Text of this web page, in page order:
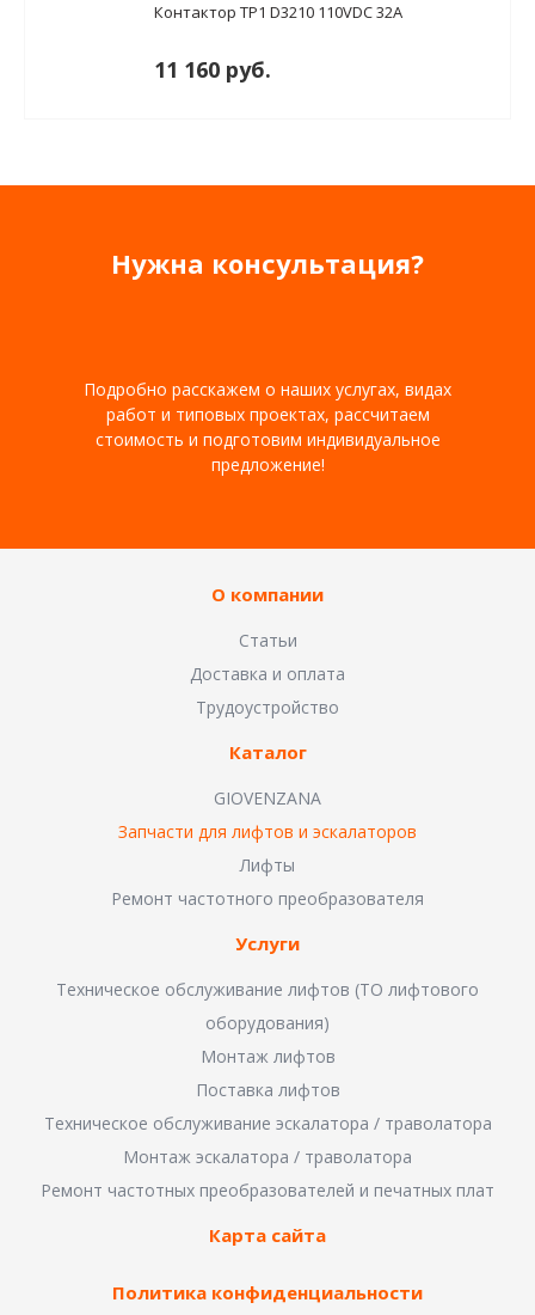
Контактор TP1 D3210 110VDC 32A
11 160 руб.
Нужна консультация?
Подробно расскажем о наших услугах, видах
работ и типовых проектах, рассчитаем
стоимость и подготовим индивидуальное
предложение!
О компании
Статьи
Доставка и оплата
Трудоустройство
Каталог
GIOVENZANA
Запчасти для лифтов и эскалаторов
Лифты
Ремонт частотного преобразователя
Услуги
Техническое обслуживание лифтов (ТО лифтового
оборудования)
Монтаж лифтов
Поставка лифтов
Техническое обслуживание эскалатора / траволатора
Монтаж эскалатора / траволатора
Ремонт частотных преобразователей и печатных плат
Карта сайта
Политика конфиденциальности